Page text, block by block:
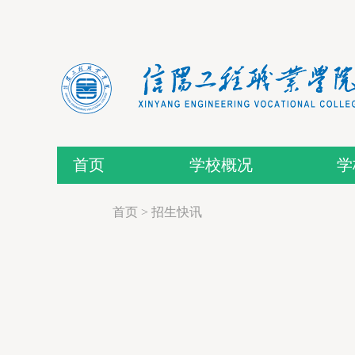
首页 学校概况
首页 > 招生快讯